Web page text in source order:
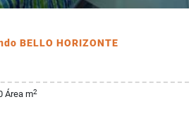
BELLO HORIZONTE
Área m2